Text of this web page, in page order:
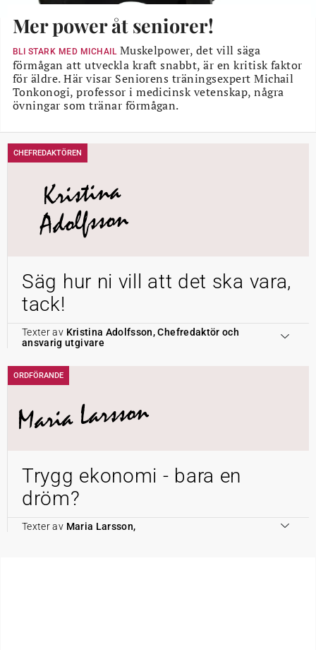
Mer power åt seniorer!
BLI STARK MED MICHAILMuskelpower, det vill säga
förmågan att utveckla kraft snabbt, är en kritisk faktor
för äldre. Här visar Seniorens träningsexpert Michail
Tonkonogi, professor i medicinsk vetenskap, några
övningar som tränar förmågan.
CHEFREDAKTÖREN
Kristina
Adolfsson
Säg hur ni vill att det ska vara,
tack!
Texter av Kristina Adolfsson, Chefredaktör och
ansvarig utgivare
ORDFÖRANDE
Maria Larsson
Trygg ekonomi - bara en
dröm?
Texter av Maria Larsson,